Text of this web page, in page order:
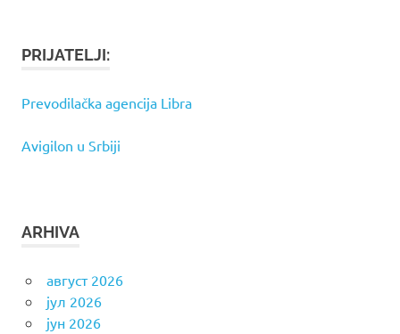
PRIJATELJI:
Prevodilačka agencija Libra
Avigilon u Srbiji
ARHIVA
август 2026
јул 2026
јун 2026